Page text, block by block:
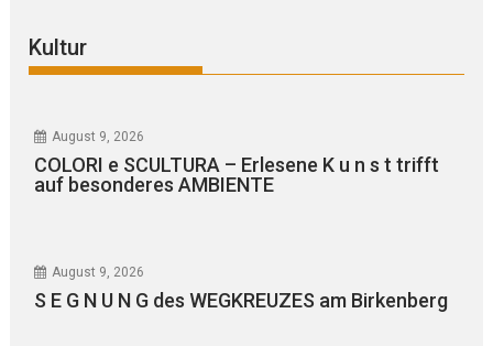
Kultur
August 9, 2026
COLORI e SCULTURA – Erlesene K u n s t trifft
auf besonderes AMBIENTE
August 9, 2026
S E G N U N G des WEGKREUZES am Birkenberg